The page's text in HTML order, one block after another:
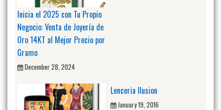
Inicia el 2025 con Tu Propio
Negocio: Venta de Joyería de
Oro 14KT al Mejor Precio por
Gramo
December 28, 2024
Lenceria Ilusion
January 19, 2016